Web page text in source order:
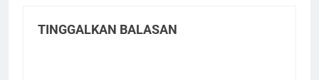
TINGGALKAN BALASAN